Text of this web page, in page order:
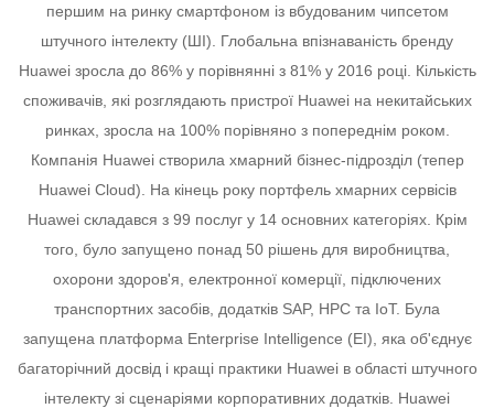
першим на ринку смартфоном із вбудованим чипсетом
штучного інтелекту (ШІ). Глобальна впізнаваність бренду
Huawei зросла до 86% у порівнянні з 81% у 2016 році. Кількість
споживачів, які розглядають пристрої Huawei на некитайських
ринках, зросла на 100% порівняно з попереднім роком.
Компанія Huawei створила хмарний бізнес-підрозділ (тепер
Huawei Cloud). На кінець року портфель хмарних сервісів
Huawei складався з 99 послуг у 14 основних категоріях. Крім
того, було запущено понад 50 рішень для виробництва,
охорони здоров'я, електронної комерції, підключених
транспортних засобів, додатків SAP, HPC та IoT. Була
запущена платформа Enterprise Intelligence (EI), яка об'єднує
багаторічний досвід і кращі практики Huawei в області штучного
інтелекту зі сценаріями корпоративних додатків. Huawei